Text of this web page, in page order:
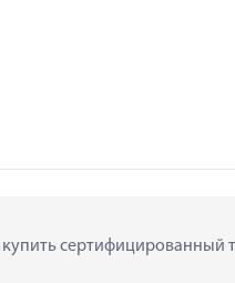
сертифицированный